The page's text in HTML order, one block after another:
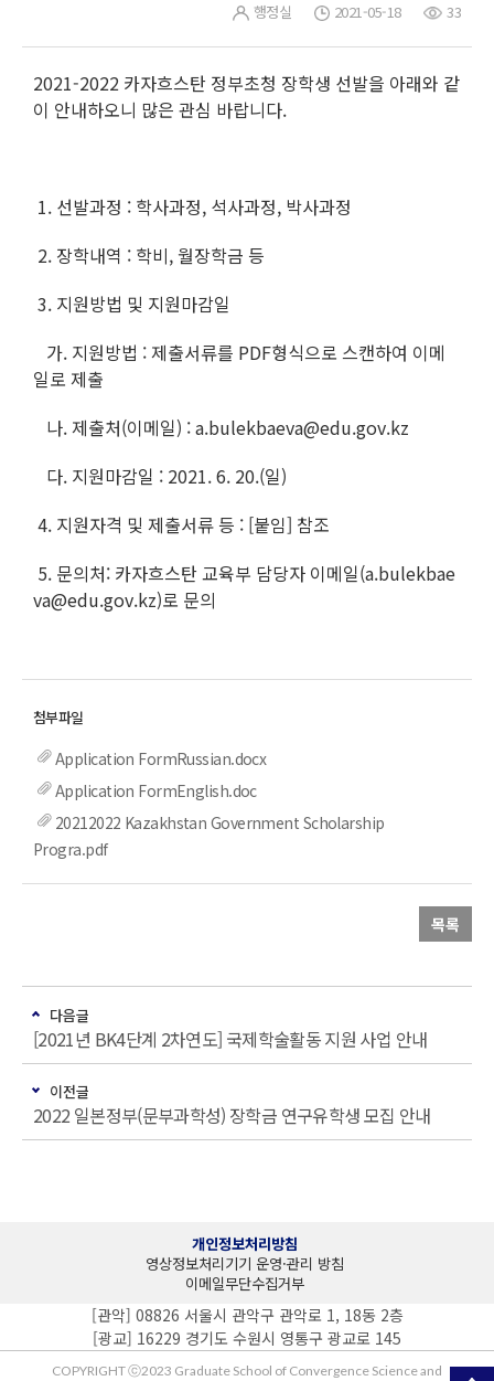
행정실 2021-05-18 33
2021-2022 카자흐스탄 정부초청 장학생 선발을 아래와 같
이 안내하오니 많은 관심 바랍니다.
1. 선발과정 : 학사과정, 석사과정, 박사과정
2. 장학내역 : 학비, 월장학금 등
3. 지원방법 및 지원마감일
가. 지원방법 : 제출서류를 PDF형식으로 스캔하여 이메
일로 제출
나. 제출처(이메일) : a.bulekbaeva@edu.gov.kz
다. 지원마감일 : 2021. 6. 20.(일)
4. 지원자격 및 제출서류 등 : [붙임] 참조
5. 문의처: 카자흐스탄 교육부 담당자 이메일(a.bulekbae
va@edu.gov.kz)로 문의
Application FormRussian.docx
Application FormEnglish.doc
20212022 Kazakhstan Government Scholarship
Progra.pdf
목록
다음글
[2021년 BK4단계 2차연도] 국제학술활동 지원 사업 안내
이전글
2022 일본정부(문부과학성) 장학금 연구유학생 모집 안내
개인정보처리방침
영상정보처리기기 운영·관리 방침
이메일무단수집거부
[관악] 08826 서울시 관악구 관악로 1, 18동 2층
[광교] 16229 경기도 수원시 영통구 광교로 145
COPYRIGHT ⓒ2023 Graduate School of Convergence Science and